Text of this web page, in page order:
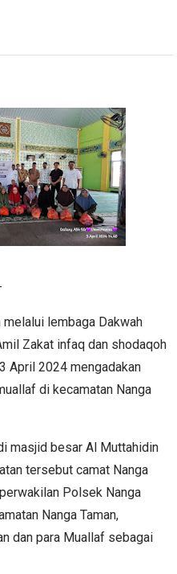
lembaga Dakwah
Zakat infaq dan shodaqoh
April 2024 mengadakan
di kecamatan Nanga
masjid besar Al Muttahidin
tersebut camat Nanga
Polsek Nanga
Nanga Taman,
dan para Muallaf sebagai